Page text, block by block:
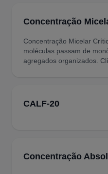
Concentração
Concentração Micelar
moléculas passam de
agregados organizados.
CALF-20
Concentração